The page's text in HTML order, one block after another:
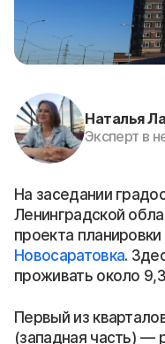
Наталья
Эксперт в
На заседании
Ленинградской
проекта
Новосаратовка.
проживать около
Первый из
(западная часть) —